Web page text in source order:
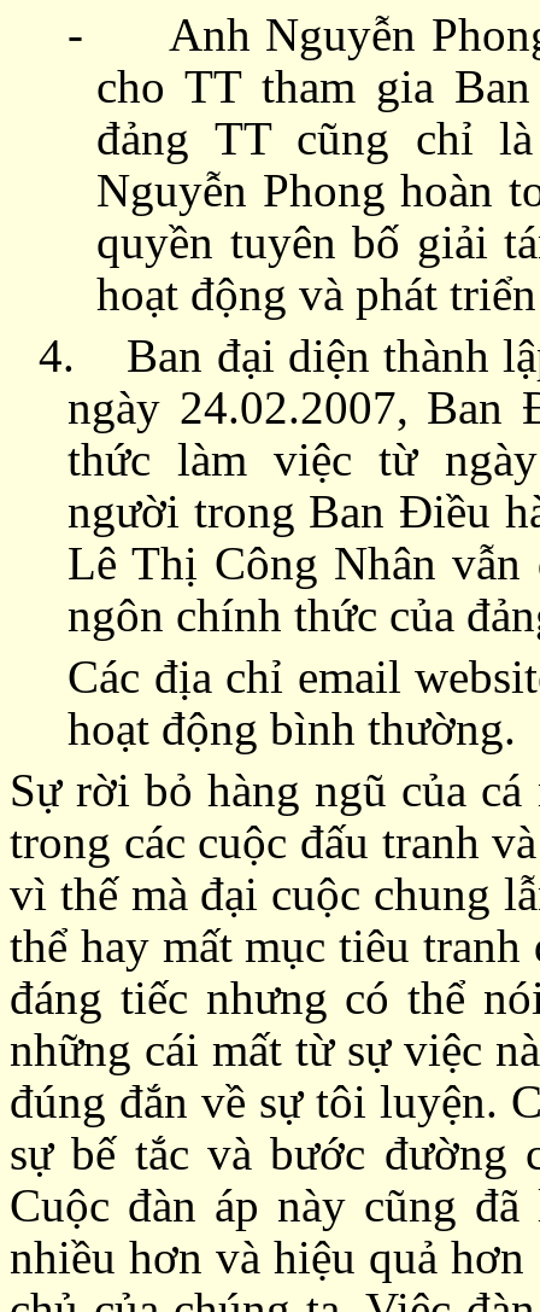
-
Anh Nguyễn
cho TT tham gia
đảng TT cũng chỉ
Nguyễn Phong hoàn
quyền tuyên bố giải
hoạt động và phát
4.
Ban đại diện thành
ngày 24.02.2007,
thức làm việc từ
người trong Ban Điều
Lê Thị Công Nhân
ngôn chính thức của
Các địa chỉ email
hoạt động bình thường.
Sự rời bỏ hàng ngũ của
trong các cuộc đấu tranh
vì thế mà đại cuộc chung
thể hay mất mục tiêu
đáng tiếc nhưng có thể
những cái mất từ sự việc
đúng đắn về sự tôi luyện.
sự bế tắc và bước đường
Cuộc đàn áp này cũng
nhiều hơn và hiệu quả